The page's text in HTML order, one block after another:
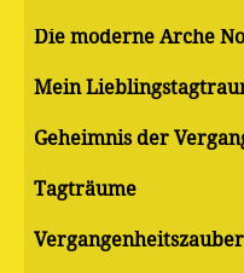
Die moderne Arche
Mein
Geheimnis der
Tagträume
Vergangenheitszauber